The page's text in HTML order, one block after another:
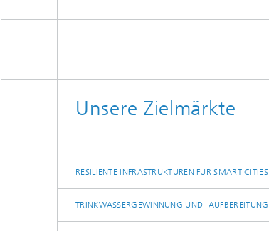
Unsere Zielmärkte
RESILIENTE INFRASTRUKTUREN FÜR SMART CITIES
TRINKWASSERGEWINNUNG UND -AUFBEREITUNG